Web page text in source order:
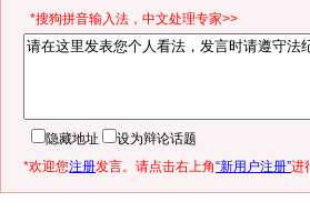
*搜狗拼音输入法，中文处理专家>>
隐藏地址
设为辩论话题
*欢迎您注册发言。请点击右上角“新用户注册”进